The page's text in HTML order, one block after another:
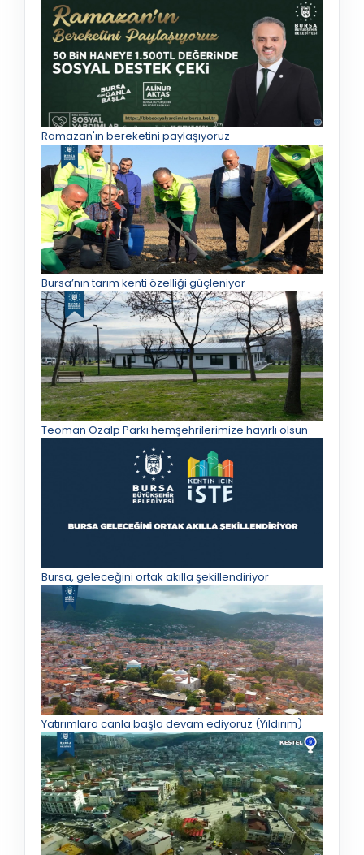
Ramazan'ın bereketini paylaşıyoruz
Bursa’nın tarım kenti özelliği güçleniyor
Teoman Özalp Parkı hemşehrilerimize hayırlı olsun
Bursa, geleceğini ortak akılla şekillendiriyor
Yatırımlara canla başla devam ediyoruz (Yıldırım)